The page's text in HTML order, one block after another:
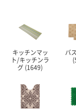
キッチンマッ
ト/キッチンラ
グ (1649)
バ